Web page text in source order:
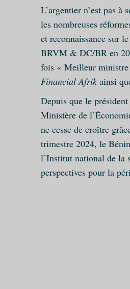
L’argentier n’est pas à
les nombreuses
et reconnaissance sur
BRVM & DC/BR en
fois « Meilleur ministre
Financial Afrik ainsi
Depuis que le
Ministère de
ne cesse de croître
trimestre 2024, le
l’Institut national de la
perspectives pour la